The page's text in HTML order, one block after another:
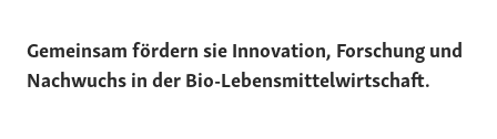
Gemeinsam fördern sie Innovation, Forschung und
Nachwuchs in der Bio-Lebensmittelwirtschaft.